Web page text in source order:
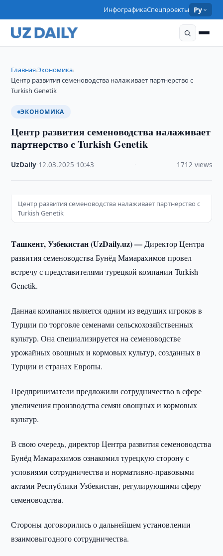
ИнфографикаСпецпроекты Ру
Главная›Экономика›
Центр развития семеноводства налаживает партнерство с
Turkish Genetik
ЭКОНОМИКА
Центр развития семеноводства налаживает
партнерство с Turkish Genetik
UzDaily 12.03.2025 10:43 1712 views
Центр развития семеноводства налаживает партнерство с
Turkish Genetik
Ташкент, Узбекистан (UzDaily.uz) —Директор Центра
развития семеноводства Бунёд Мамарахимов провел
встречу с представителями турецкой компании Turkish
Genetik.
Данная компания является одним из ведущих игроков в
Турции по торговле семенами сельскохозяйственных
культур. Она специализируется на семеноводстве
урожайных овощных и кормовых культур, созданных в
Турции и странах Европы.
Предприниматели предложили сотрудничество в сфере
увеличения производства семян овощных и кормовых
культур.
В свою очередь, директор Центра развития семеноводства
Бунёд Мамарахимов ознакомил турецкую сторону с
условиями сотрудничества и нормативно-правовыми
актами Республики Узбекистан, регулирующими сферу
семеноводства.
Стороны договорились о дальнейшем установлении
взаимовыгодного сотрудничества.